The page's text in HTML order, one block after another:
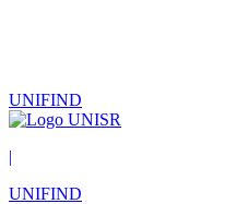
UNIFIND
|
UNIFIND